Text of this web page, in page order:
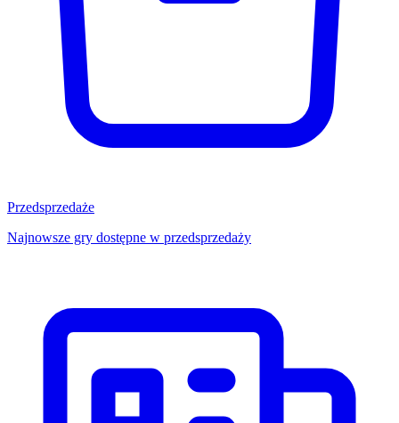
Przedsprzedaże
Najnowsze gry dostępne w przedsprzedaży